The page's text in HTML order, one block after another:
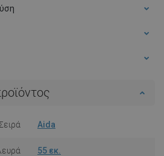
Aida
55 εκ.